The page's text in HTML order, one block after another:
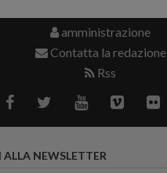
amministrazione
Contatta la redazione
Rss
ALLA NEWSLETTER